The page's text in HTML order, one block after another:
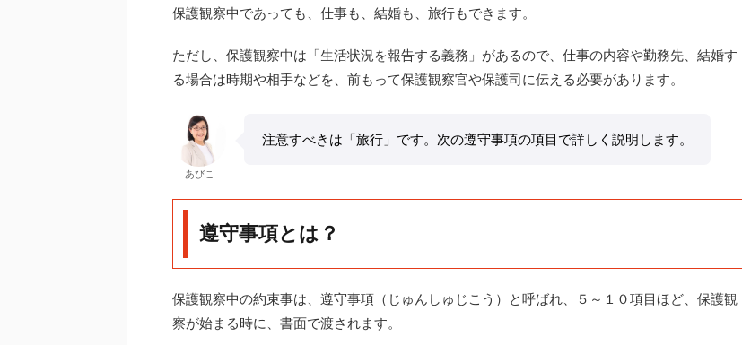
保護観察中であっても、仕事も、結婚も、旅行もできます。
ただし、保護観察中は「生活状況を報告する義務」があるので、仕事の内容や勤務先、結婚す
る場合は時期や相手などを、前もって保護観察官や保護司に伝える必要があります。
あびこ
注意すべきは「旅行」です。次の遵守事項の項目で詳しく説明します。
遵守事項とは？
保護観察中の約束事は、遵守事項（じゅんしゅじこう）と呼ばれ、５～１０項目ほど、保護観
察が始まる時に、書面で渡されます。